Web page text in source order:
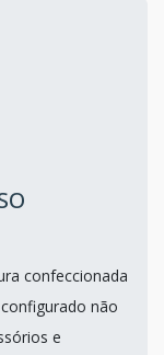
confeccionada
não
e